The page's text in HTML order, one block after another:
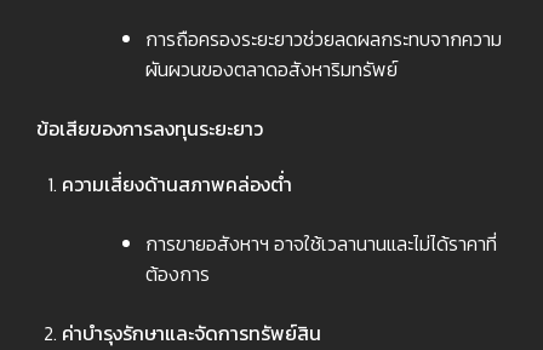
การถือครองระยะยาวช่วยลดผลกระทบจากความ
ผันผวนของตลาดอสังหาริมทรัพย์
ข้อเสียของการลงทุนระยะยาว
ความเสี่ยงด้านสภาพคล่องต่ำ
การขายอสังหาฯ อาจใช้เวลานานและไม่ได้ราคาที่
ต้องการ
ค่าบำรุงรักษาและจัดการทรัพย์สิน